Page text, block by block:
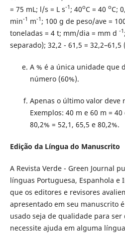
= 75 mL; l/s = L s-1 ; 40oC = 40 oC;
min-1 m-1 ; 100 g de peso/ave =
toneladas = 4 t; mm/dia = mm d -1
separado); 32,2 - 61,5 =
A % é a única unidade que
número (60%).
Apenas o último valor deve
Exemplos: 40 m e 60 m =
80,2% = 52,1, 65,5 e 80,2%.
Edição da Língua do Manuscrito
A Revista Verde - Green Journal
línguas Portuguesa, Espanhola e
que os editores e revisores
apresentado em seu manuscrito
usado seja de qualidade para ser
necessite ajuda em alguma